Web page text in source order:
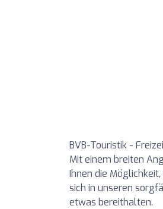
BVB-Touristik -
Mit einem breiten
Ihnen die
sich in unseren
etwas bereithalten.